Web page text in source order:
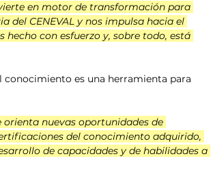
en motor de transformación para
del CENEVAL y nos impulsa hacia el
hecho con esfuerzo y, sobre todo, está
conocimiento es una herramienta para
nuevas oportunidades de
del conocimiento adquirido,
de capacidades y de habilidades a